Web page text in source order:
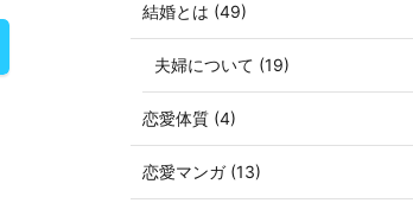
結婚とは (49)
夫婦について (19)
恋愛体質 (4)
恋愛マンガ (13)